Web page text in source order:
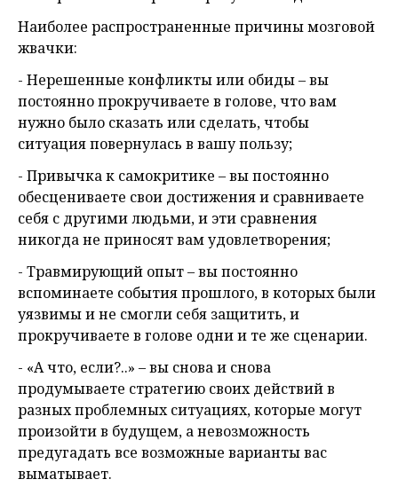
Наиболее распространенные причины мозговой
жвачки:
- Нерешенные конфликты или обиды – вы
постоянно прокручиваете в голове, что вам
нужно было сказать или сделать, чтобы
ситуация повернулась в вашу пользу;
- Привычка к самокритике – вы постоянно
обесцениваете свои достижения и сравниваете
себя с другими людьми, и эти сравнения
никогда не приносят вам удовлетворения;
- Травмирующий опыт – вы постоянно
вспоминаете события прошлого, в которых были
уязвимы и не смогли себя защитить, и
прокручиваете в голове одни и те же сценарии.
- «А что, если?..» – вы снова и снова
продумываете стратегию своих действий в
разных проблемных ситуациях, которые могут
произойти в будущем, а невозможность
предугадать все возможные варианты вас
выматывает.